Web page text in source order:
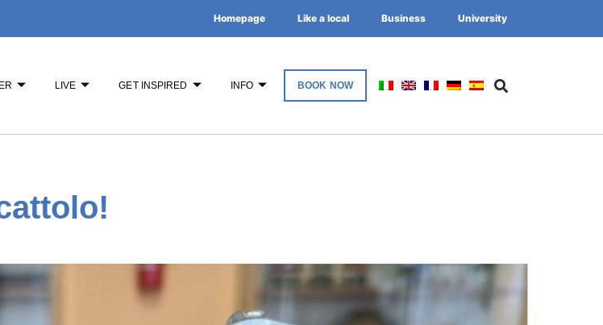
Homepage Like a local Business University
LIVE GET INSPIRED INFO BOOK NOW